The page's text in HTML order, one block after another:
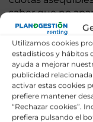
Utilizamos cookies
estadísticos y hábitos
ayuda a mejorar
publicidad
activar estas cookies
prefiere mantener
“Rechazar cookies”.
prefiera pulsando el
saber que no
porque el
incluidas en la
Encuentra el
gama de
modelo y
las prestaciones